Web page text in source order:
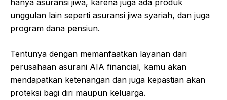
hanya asuransi jiwa, karena juga ada produk
unggulan lain seperti asuransi jiwa syariah, dan juga
program dana pensiun.
Tentunya dengan memanfaatkan layanan dari
perusahaan asurani AIA financial, kamu akan
mendapatkan ketenangan dan juga kepastian akan
proteksi bagi diri maupun keluarga.